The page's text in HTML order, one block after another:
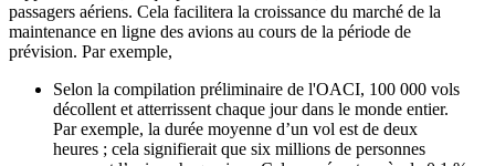
passagers aériens. Cela facilitera la croissance du marché de la
maintenance en ligne des avions au cours de la période de
prévision. Par exemple,
Selon la compilation préliminaire de l'OACI, 100 000 vols
décollent et atterrissent chaque jour dans le monde entier.
Par exemple, la durée moyenne d’un vol est de deux
heures ; cela signifierait que six millions de personnes